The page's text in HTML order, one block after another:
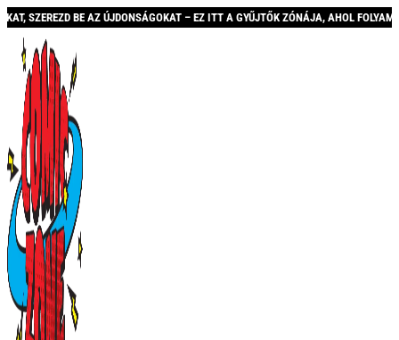
BE AZ ÚJDONSÁGOKAT – EZ ITT A GYŰJTŐK ZÓNÁJA, AHOL